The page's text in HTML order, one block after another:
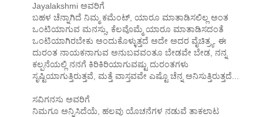
Jayalakshmi ಅವರಿಗೆ
ಬಹಳ ಚೆನ್ನಾಗಿದೆ ನಿಮ್ಮ ಕಮೆಂಟ್, ಯಾರೂ ಮಾತಾಡಿಸಲಿಲ್ಲ ಅಂತ
ಒಂಟಿಯಾಗುವ ಮನಸ್ಸು, ಕೆಲವೊಮ್ಮೆ ಯಾರೂ ಮಾತಾಡಿಸದಂತೆ
ಒಂಟಿಯಾಗಿರಬೇಕು ಅಂದುಕೊಳ್ಳುತ್ತದೆ ಅದೇ ಅದರ ವೈಚಿತ್ರ್ಯ. ಈ
ದುರಂತ ನಾಯಕನಾಗುವ ಅನುಬವವಂತೂ ಬೇಡವೇ ಬೇಡ, ನನ್ನ
ಕಲ್ಪನೆಯಲ್ಲಿ ನನಗೆ ಕಿರಿಕಿರಿಯಾಗುವಷ್ಟು ದುರಂತಗಳು
ಸೃಷ್ಟಿಯಾಗುತ್ತಿರುತ್ತವೆ, ಮತ್ತೆ ವಾಸ್ತವವೇ ಎಷ್ಟೊ ಚೆನ್ನ ಅನಿಸುತ್ತಿರುತ್ತದೆ...
ಸವಿಗನಸು ಅವರಿಗೆ
ನಿಮಗೂ ಅನ್ನಿಸಿದೆಯೆ, ಹಲವು ಯೊಚನೆಗಳ ನಡುವೆ ತಾಕಲಾಟ